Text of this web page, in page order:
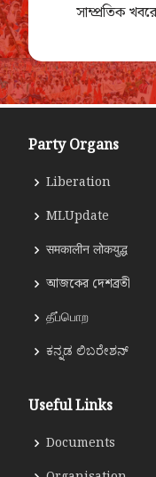
সাম্প্রতিক
Party Organs
Liberation
MLUpdate
समकालीन लोकयुद्ध
আজকের দেশব্রতী
தீப்பொற
ಕನ್ನಡ ಲಿಬರೇಶನ್
Useful Links
Documents